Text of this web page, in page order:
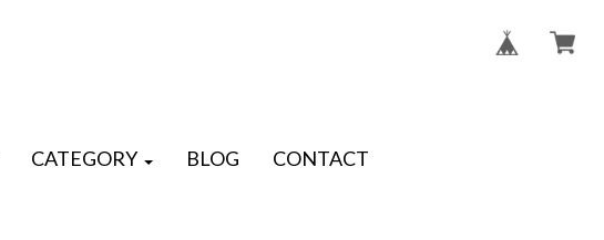
CATEGORY BLOG CONTACT